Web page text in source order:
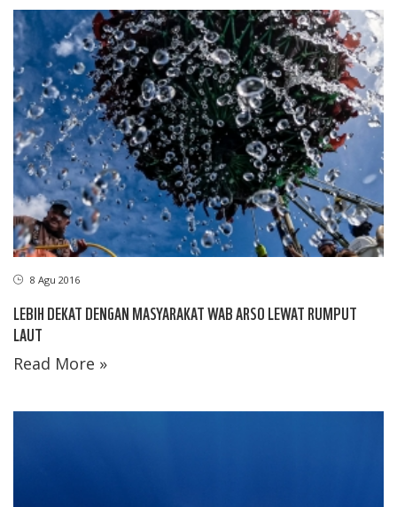
8 Agu 2016
LEBIH DEKAT DENGAN MASYARAKAT WAB ARSO LEWAT RUMPUT
LAUT
Read More »